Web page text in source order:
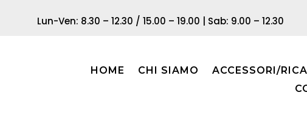
Lun-Ven: 8.30 – 12.30 / 15.00 – 19.00 | Sab: 9.00 – 12.30
HOME CHI SIAMO ACCESSORI/